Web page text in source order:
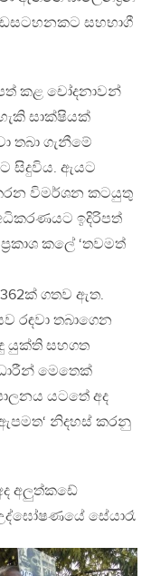
සහභාගී
කළ චෝදනාවන්
සාක්ෂියක්
තබා ගැනීමේ
සිදුවිය. ඇයට
විමර්ශන කටයුතු
ඉදිරිපත්
කලේ ‘තවමත්
ගතව ඇත.
රඳවා තබාගෙන
යුක්ති සහගත
මෙතෙක්
යටතේ අද
නිදහස් කරනු
අලුත්කඩේ
සේයාරෑ